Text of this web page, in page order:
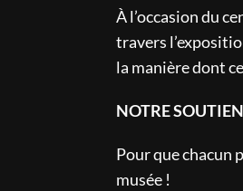
À l’occasion du
travers
la manière dont
NOTRE SOUTIEN
Pour que chacun
musée !